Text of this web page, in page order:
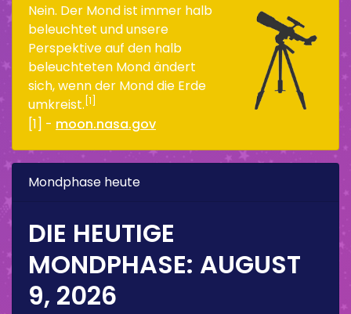
Nein. Der Mond ist immer halb
beleuchtet und unsere
Perspektive auf den halb
beleuchteten Mond ändert
sich, wenn der Mond die Erde
umkreist. [1]
[1] - moon.nasa.gov
Mondphase heute
DIE HEUTIGE
MONDPHASE: AUGUST
9, 2026